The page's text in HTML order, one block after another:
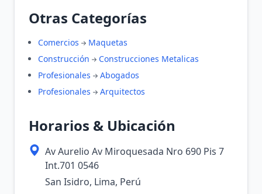
Otras Categorías
Comercios
Maquetas
Construcción
Construcciones Metalicas
Profesionales
Abogados
Profesionales
Arquitectos
Horarios & Ubicación
Av Aurelio Av Miroquesada Nro 690 Pis 7
Int.701 0546
San Isidro, Lima, Perú